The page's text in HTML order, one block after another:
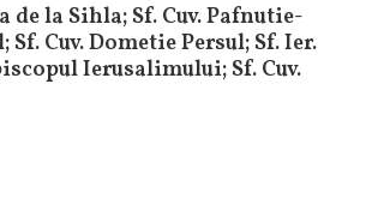
de la Sihla; Sf. Cuv. Pafnutie-
Sf. Cuv. Dometie Persul; Sf. Ier.
Ierusalimului; Sf. Cuv.